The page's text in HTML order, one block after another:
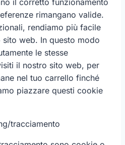
il corretto funzionamento
rimangano valide.
rendiamo più facile
web. In questo modo
le stesse
il nostro sito web, per
nel tuo carrello finché
piazzare questi cookie
tracciamento